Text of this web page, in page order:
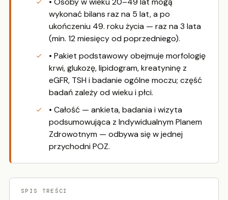
wykonać bilans raz na 5 lat, a po
ukończeniu 49. roku życia — raz na 3 lata
(min. 12 miesięcy od poprzedniego).
• Pakiet podstawowy obejmuje morfologię
krwi, glukozę, lipidogram, kreatyninę z
eGFR, TSH i badanie ogólne moczu; część
badań zależy od wieku i płci.
• Całość — ankieta, badania i wizyta
podsumowująca z Indywidualnym Planem
Zdrowotnym — odbywa się w jednej
przychodni POZ.
SPIS TREŚCI